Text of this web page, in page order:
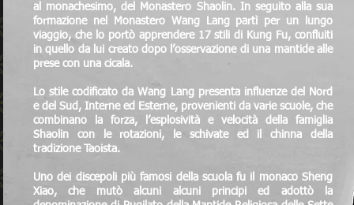
al monachesimo, del Monastero Shaolin. In seguito alla sua
formazione nel Monastero Wang Lang partì per un lungo
viaggio, che lo portò apprendere 17 stili di Kung Fu, confluiti
in quello da lui creato dopo l’osservazione di una mantide alle
prese con una cicala.
Lo stile codificato da Wang Lang presenta influenze del Nord
e del Sud, Interne ed Esterne, provenienti da varie scuole, che
combinano la forza, l’esplosività e velocità della famiglia
Shaolin con le rotazioni, le schivate ed il chinna della
tradizione Taoista.
Uno dei discepoli più famosi della scuola fu il monaco Sheng
Xiao, che mutò alcuni alcuni principi ed adottò la